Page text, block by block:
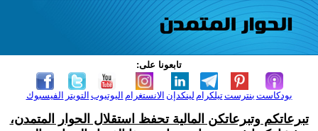
تابعونا على:
الفيسبوك التويتر اليوتيوب الانستغرام لينكدإن تيلكرامبنترست بودكاست
تبرعاتكم وتبرعاتكن المالية تحفظ استقلال الحوار المتمدن،